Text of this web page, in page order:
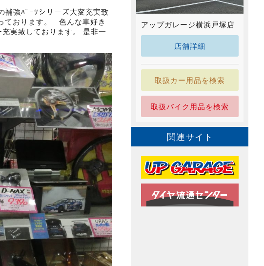
補強ﾊﾟｰﾂシリーズ大変充実致
ております。 色んな車好き
実致しております。 是非一
アップガレージ横浜戸塚店
店舗詳細
取扱カー用品を検索
取扱バイク用品を検索
関連サイト